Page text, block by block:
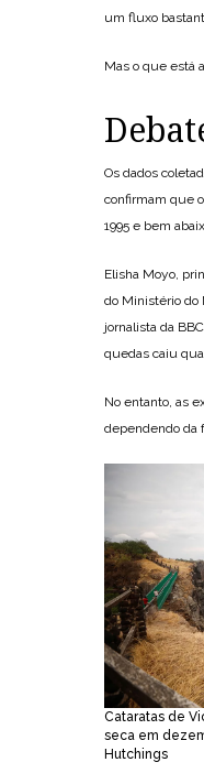
um fluxo
Mas o que está
Os dados
confirmam que
1995 e bem
Elisha Moyo,
do Ministério do
jornalista da
quedas caiu
No entanto, as
dependendo da
Cataratas de
seca em
Hutchings